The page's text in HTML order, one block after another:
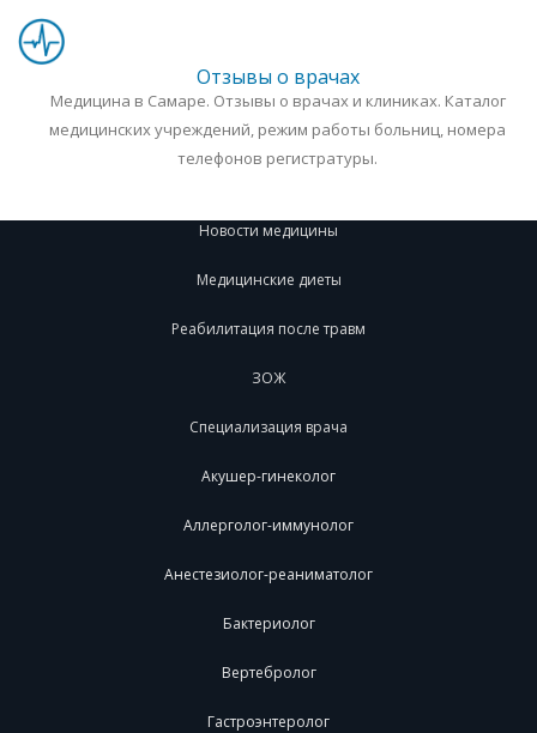
Отзывы о врачах
Медицина в Самаре. Отзывы о врачах и клиниках. Каталог
медицинских учреждений, режим работы больниц, номера
телефонов регистратуры.
Новости медицины
Медицинские диеты
Реабилитация после травм
ЗОЖ
Специализация врача
Акушер-гинеколог
Аллерголог-иммунолог
Анестезиолог-реаниматолог
Бактериолог
Вертебролог
Гастроэнтеролог